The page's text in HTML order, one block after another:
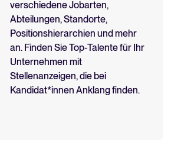
Analysieren & Optimieren
Reporting & Insights
KI & Automationen
API & Integrationen
ATS-Guide
Alles, was Sie benötigen, um ein
Tellent Recruitee ROI-Rechner
Erstellen Sie Ihren Business Case für
verschiedene Jobarten,
Abteilungen, Standorte,
Positionshierarchien und mehr
an. Finden Sie Top-Talente für Ihr
Unternehmen mit
Stellenanzeigen, die bei
Kandidat*innen Anklang finden.